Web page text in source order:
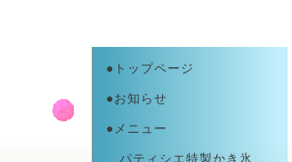
●トップページ
●お知らせ
●メニュー
パティシエ特製かき氷